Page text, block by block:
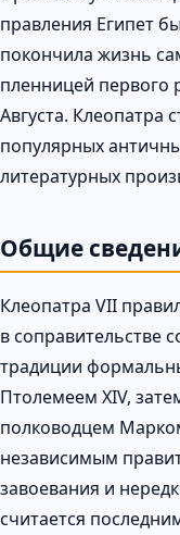
правления Египет
покончила жизнь
пленницей первого
Августа. Клеопатра
популярных
литературных
Общие
Клеопатра VII
в соправительстве
традиции
Птолемеем XIV,
полководцем
независимым
завоевания и
считается